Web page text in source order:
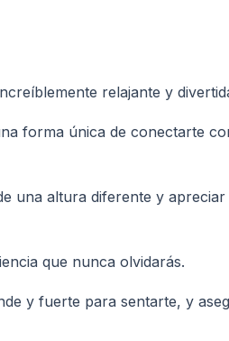
relajante y
forma única de conectarte
una altura diferente y
que nunca olvidarás.
y fuerte para sentarte, y